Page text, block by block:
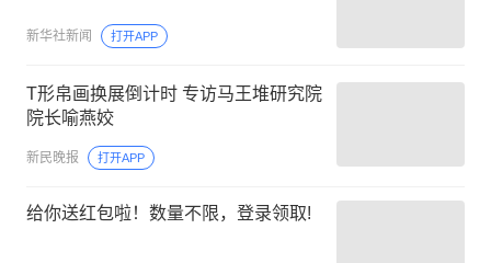
新华社新闻 打开APP
T形帛画换展倒计时 专访马王堆研究院
院长喻燕姣
新民晚报 打开APP
给你送红包啦！数量不限，登录领取!